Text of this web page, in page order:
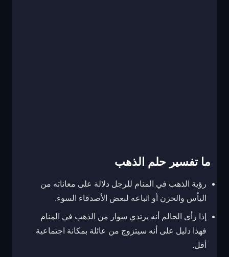
ما تفسير حلم الذهب
رؤية الذهب في المنام للرجل دلالة على معاناته من
اليأس والحزن أو اتباعه لبعض الأصدقاء السوء.
إذا رأى الحالم أنه يرتدي سوار من الذهب في المنام
فهذا دليل على أنه سيتزوج من عائلة بمكانة اجتماعية
أقل.